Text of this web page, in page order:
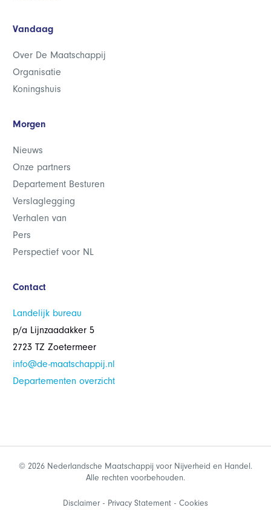
Vandaag
Over De Maatschappij
Organisatie
Koningshuis
Morgen
Nieuws
Onze partners
Departement Besturen
Verslaglegging
Verhalen van
Pers
Perspectief voor NL
Contact
Landelijk bureau
p/a Lijnzaadakker 5
2723 TZ Zoetermeer
info@de-maatschappij.nl
Departementen overzicht
© 2026 Nederlandsche Maatschappij voor Nijverheid en Handel.
Alle rechten voorbehouden.
Disclaimer Privacy Statement Cookies